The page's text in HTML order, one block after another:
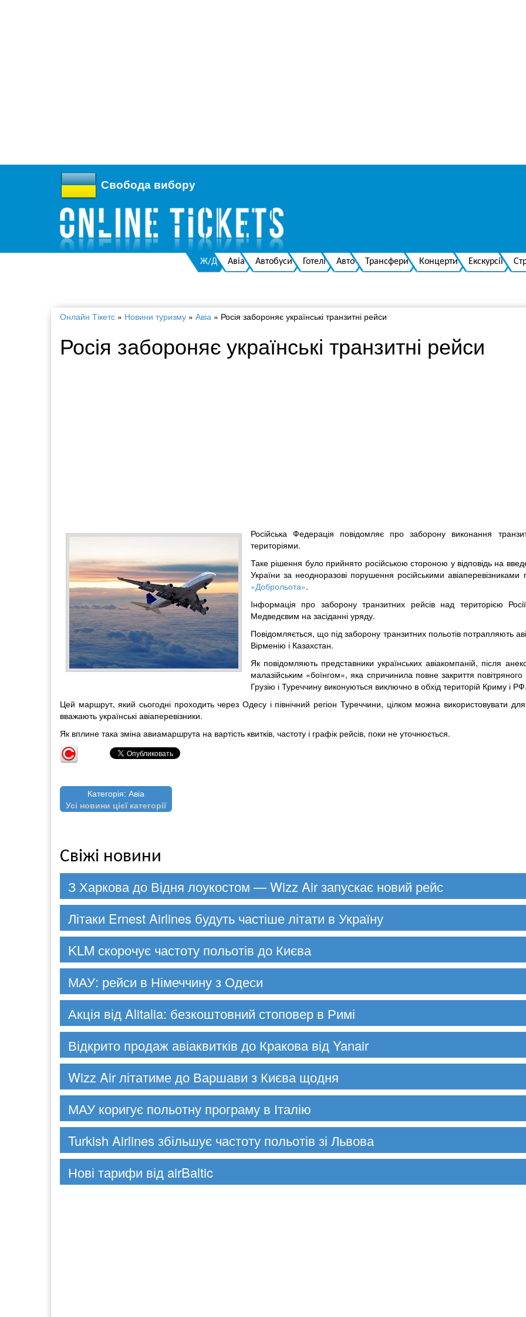
Свобода вибору
Ж/Д Авіа Автобуси Готелі Авто Трансфери Концерти Екскурсії
Онлайн Тікетс » Новини туризму » Авіа » Росія забороняє українські транзитні рейси
Росія забороняє українські транзитні рейси
Російська Федерація повідомляє про заборону виконання
територіями.
Таке рішення було прийнято російською стороною у відповідь на
України за неодноразові порушення російськими авіаперевізниками
«Доброльота».
Інформація про заборону транзитних рейсів над територією
Медведєвим на засіданні уряду.
Повідомляється, що під заборону транзитних польотів потрапляють
Вірменію і Казахстан.
Як повідомляють представники українських авіакомпаній, після
малазійським «боїнгом», яка спричинила повне закриття
Грузію і Туреччину виконуються виключно в обхід територій Криму і РФ.
Цей маршрут, який сьогодні проходить через Одесу і північний регіон Туреччини, цілком можна використовувати
вважають українські авіаперевізники.
Як вплине така зміна авиамаршрута на вартість квитків, частоту і графік рейсів, поки не уточнюється.
Категорія: Авіа
Усі новини цієї категорії
Свіжі новини
З Харкова до Відня лоукостом — Wizz Air запускає новий рейс
Літаки Ernest Airlines будуть частіше літати в Україну
KLM скорочує частоту польотів до Києва
МАУ: рейси в Німеччину з Одеси
Акція від Alitalia: безкоштовний стоповер в Римі
Відкрито продаж авіаквитків до Кракова від Yanair
Wizz Air літатиме до Варшави з Києва щодня
МАУ коригує польотну програму в Італію
Turkish Airlines збільшує частоту польотів зі Львова
Нові тарифи від airBaltic